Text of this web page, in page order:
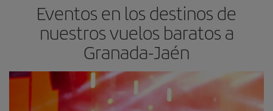
Eventos en los destinos de
nuestros vuelos baratos a
Granada-Jaén